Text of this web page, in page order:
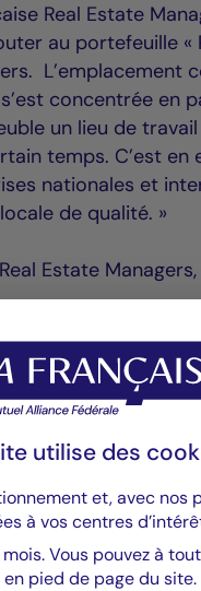
Real Estate
au portefeuille «
L’emplacement
concentrée en
un lieu de
temps. C’est en
nationales et
de qualité. »
Estate
de bureaux prime
utilise des
et, avec nos
à vos centres
Vous pouvez à
pied de page du site.